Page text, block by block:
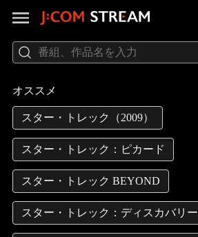
オススメ
スター・トレック（2009）
スター・トレック：ピカード
スター・トレック BEYOND
スター・トレック：ディスカバリー